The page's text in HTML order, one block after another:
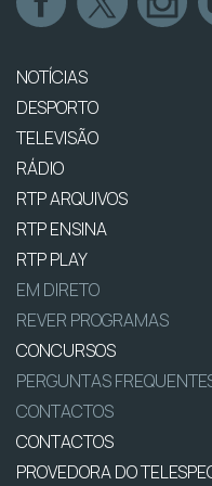
NOTÍCIAS
DESPORTO
TELEVISÃO
RÁDIO
RTP ARQUIVOS
RTP ENSINA
RTP PLAY
EM DIRETO
REVER PROGRAMAS
CONCURSOS
PERGUNTAS
CONTACTOS
CONTACTOS
PROVEDORA DO